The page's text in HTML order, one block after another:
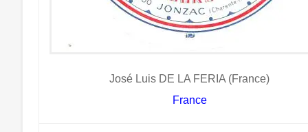
José Luis DE LA FERIA (France)
France